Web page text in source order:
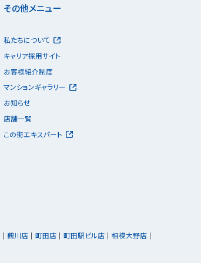
その他メニュー
私たちについて
キャリア採用サイト
お客様紹介制度
マンションギャラリー
お知らせ
店舗一覧
この街エキスパート
鶴川店 町田店 町田駅ビル店
相模大野店